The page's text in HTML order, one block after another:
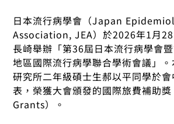
日本流行病學會（Japan
Association, JEA）於2026年1月
長崎舉辦「第36屆日本流行病學會
地區國際流行病學聯合學術會議」
研究所二年級碩士生郝以平同學於
表，榮獲大會頒發的國際旅費補助
Grants）。